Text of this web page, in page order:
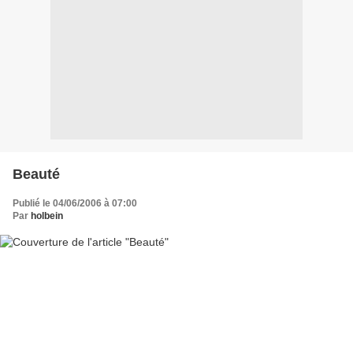
Beauté
Publié le 04/06/2006 à 07:00
Par holbein